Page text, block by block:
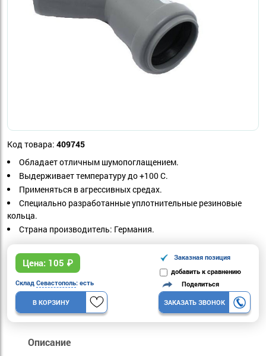
Код товара: 409745
Обладает отличным шумопоглащением.
Выдерживает температуру до +100 С.
Применяться в агрессивных средах.
Специально разработанные уплотнительные резиновые
кольца.
Страна производитель: Германия.
Цена: 105 ₽
Заказная позиция
добавить к сравнению
Склад Севастополь: есть
В КОРЗИНУ
Поделиться
ЗАКАЗАТЬ ЗВОНОК
Описание